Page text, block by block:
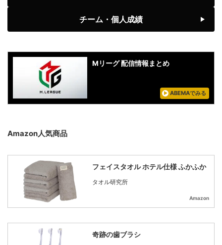
チーム・個人成績
Mリーグ 配信情報まとめ
ABEMAでみる
Amazon人気商品
フェイスタオル ホテル仕様 ふかふか
タオル研究所
Amazon
奇跡の歯ブラシ